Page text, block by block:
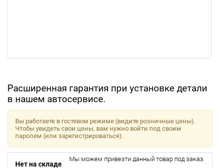
Расширенная гарантия при установке детали
в нашем автосервисе.
Вы работаете в гостевом режиме (видите розничные цены).
Чтобы увидеть свои цены, вам нужно войти под своим
паролем (или зарегистрироваться).
Нет на складе
Мы можем привезти данный товар под заказ.